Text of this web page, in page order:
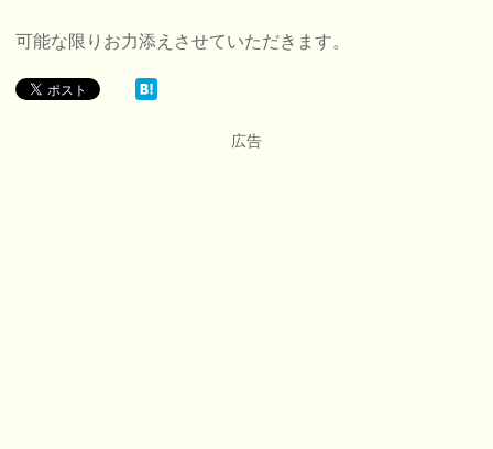
可能な限りお力添えさせていただきます。
広告